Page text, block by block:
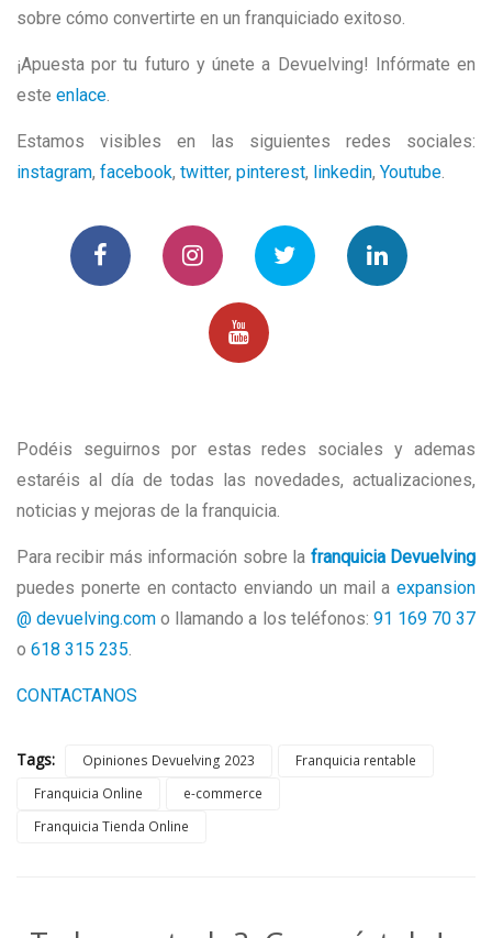
sobre cómo convertirte en un franquiciado exitoso.
¡Apuesta por tu futuro y únete a Devuelving! Infórmate en
este enlace.
Estamos visibles en las siguientes redes sociales:
instagram, facebook, twitter, pinterest, linkedin, Youtube.
Podéis seguirnos por estas redes sociales y ademas
estaréis al día de todas las novedades, actualizaciones,
noticias y mejoras de la franquicia.
Para recibir más información sobre la franquicia Devuelving
puedes ponerte en contacto enviando un mail a expansion
@ devuelving.com o llamando a los teléfonos: 91 169 70 37
o 618 315 235.
CONTACTANOS
Tags: Opiniones Devuelving 2023
Franquicia rentable
Franquicia Online
e-commerce
Franquicia Tienda Online